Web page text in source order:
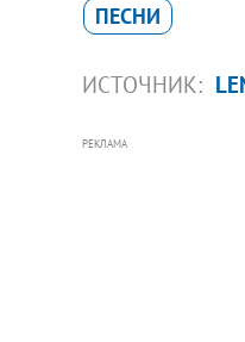
ПЕСНИ
ИСТОЧНИК:
РЕКЛАМА